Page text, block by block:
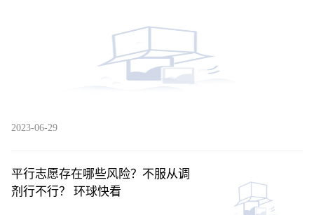
2023-06-29
平行志愿存在哪些风险？不服从调
剂行不行？ 环球快看